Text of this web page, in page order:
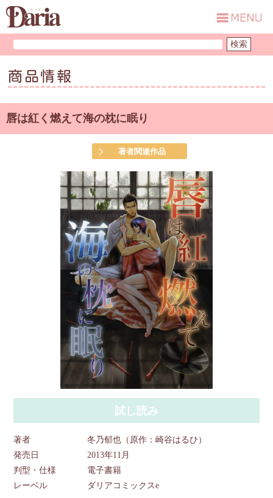
商品情報
唇は紅く燃えて海の枕に眠り
著者関連作品
試し読み
著者
冬乃郁也（原作：崎谷はるひ）
発売日
2013年11月
判型・仕様
電子書籍
レーベル
ダリアコミックスe